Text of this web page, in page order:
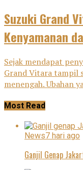
Suzuki Grand
Kenyamanan
Sejak mendapat
Grand Vitara tampil
menengah. Ubahan
Most Read
News7 hari ago
Ganjil Genap